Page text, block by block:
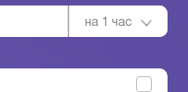
на 1 час